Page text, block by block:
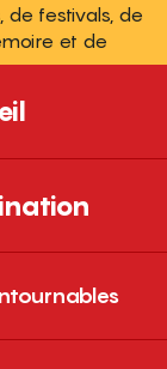
de festivals, de
et de